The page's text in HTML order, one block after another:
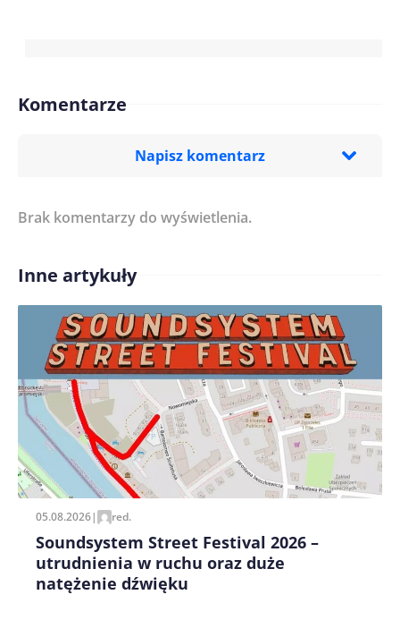
Komentarze
Napisz komentarz
Treść komentarza*
Imię/ Nick*
Zapamiętaj moje dane w tej przeglądarce podczas
pisania kolejnych komentarzy.
Brak komentarzy do wyświetlenia.
Inne artykuły
05.08.2026| red.
Soundsystem Street Festival 2026 –
utrudnienia w ruchu oraz duże
natężenie dźwięku